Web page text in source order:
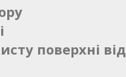
поверхні від